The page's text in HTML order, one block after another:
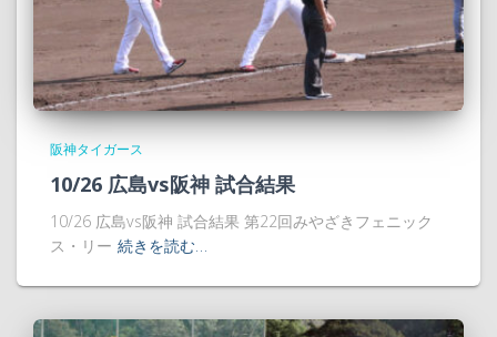
阪神タイガース
10/26 広島vs阪神 試合結果
10/26 広島vs阪神 試合結果 第22回みやざきフェニック
ス・リー 続きを読む…